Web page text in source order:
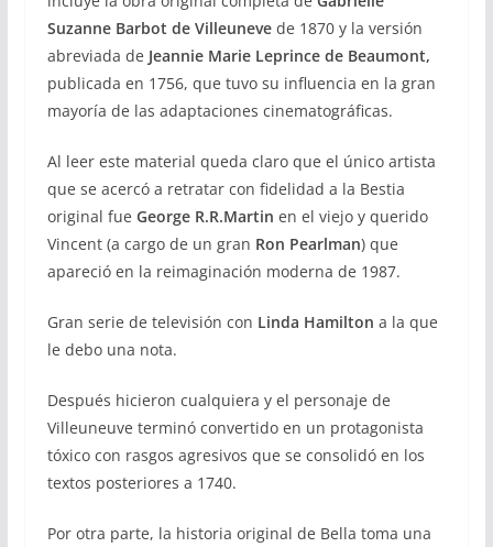
Suzanne Barbot de Villeunevede 1870 y la versión
abreviada de Jeannie Marie Leprince de Beaumont,
publicada en 1756, que tuvo su influencia en la gran
mayoría de las adaptaciones cinematográficas.
Al leer este material queda claro que el único artista
que se acercó a retratar con fidelidad a la Bestia
original fue George R.R.Martin en el viejo y querido
Vincent (a cargo de un gran Ron Pearlman) que
apareció en la reimaginación moderna de 1987.
Gran serie de televisión con Linda Hamilton a la que
le debo una nota.
Después hicieron cualquiera y el personaje de
Villeuneuve terminó convertido en un protagonista
tóxico con rasgos agresivos que se consolidó en los
textos posteriores a 1740.
Por otra parte, la historia original de Bella toma una